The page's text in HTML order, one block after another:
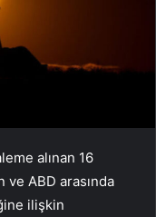
alınan 16
ABD arasında
ilişkin